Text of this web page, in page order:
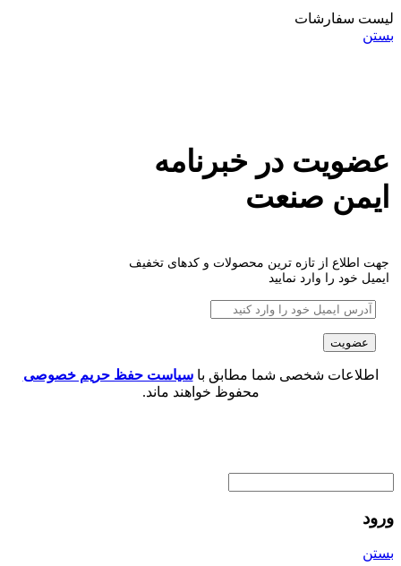
لیست سفارشات
بستن
عضویت در خبرنامه
ایمن صنعت
جهت اطلاع از تازه ترین محصولات و کدهای تخفیف
ایمیل خود را وارد نمایید
اطلاعات شخصی شما مطابق باسیاست حفظ حریم خصوصی
محفوظ خواهند ماند.
ورود
بستن